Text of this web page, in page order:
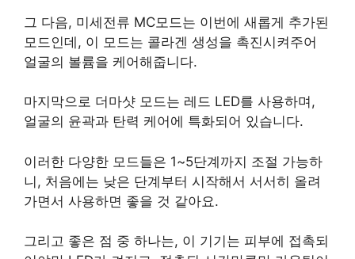
그 다음, 미세전류 MC모드는 이번에 새롭게 추가된
모드인데, 이 모드는 콜라겐 생성을 촉진시켜주어
얼굴의 볼륨을 케어해줍니다.
마지막으로 더마샷 모드는 레드 LED를 사용하며,
얼굴의 윤곽과 탄력 케어에 특화되어 있습니다.
이러한 다양한 모드들은 1~5단계까지 조절 가능하
니, 처음에는 낮은 단계부터 시작해서 서서히 올려
가면서 사용하면 좋을 것 같아요.
그리고 좋은 점 중 하나는, 이 기기는 피부에 접촉되